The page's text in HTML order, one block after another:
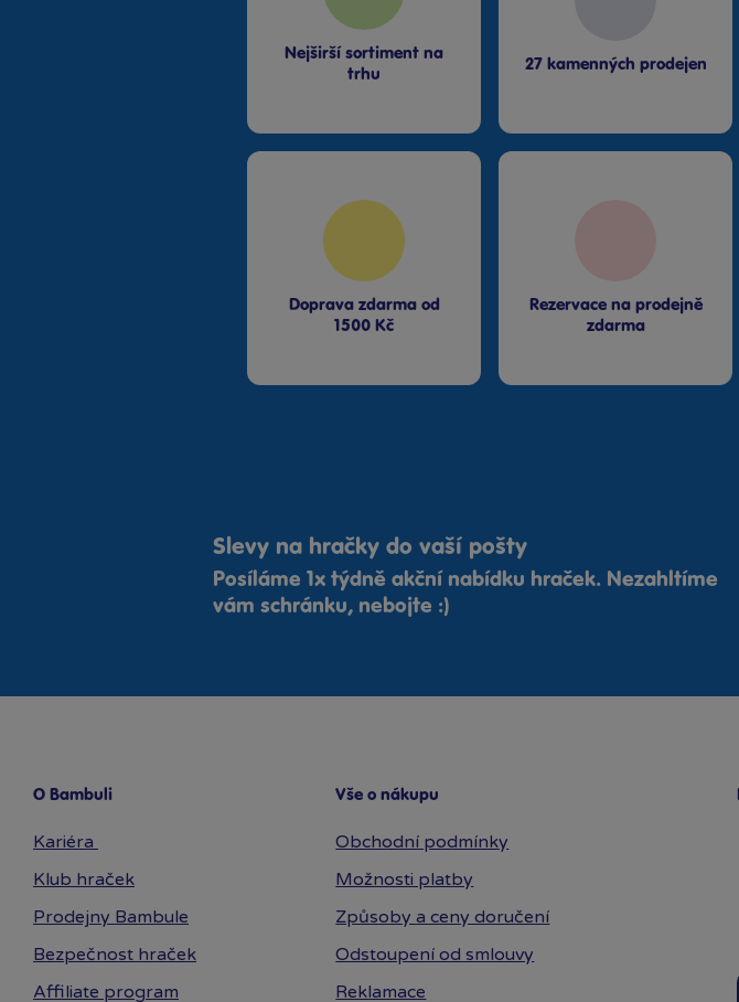
Nejširší sortiment na
trhu
27 kamenných prodejen
Doprava zdarma od
1500 Kč
Rezervace na prodejně
zdarma
Slevy na hračky do vaší pošty
Posíláme 1x týdně akční nabídku hraček. Nezahltíme
vám schránku, nebojte :)
O Bambuli
Kariéra
Klub hraček
Prodejny Bambule
Bezpečnost hraček
Affiliate program
Vše o nákupu
Obchodní podmínky
Možnosti platby
Způsoby a ceny doručení
Odstoupení od smlouvy
Reklamace